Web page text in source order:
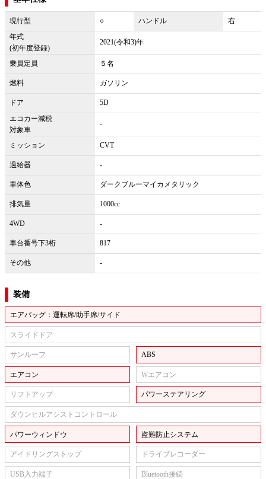
現行型 ○ ハンドル
右
年式
(初年度登録)
2021(令和3)年
乗員定員 ５名
燃料 ガソリン
ドア
5D
エコカー減税
対象車
-
ミッション CVT
過給器 -
車体色 ダークブルーマイカメタリック
排気量 1000cc
4WD -
車台番号下3桁 817
その他 -
装備
エアバッグ：運転席/助手席/サイド
スライドドア
サンルーフ ABS
エアコン Wエアコン
リフトアップ パワーステアリング
ダウンヒルアシストコントロール
パワーウィンドウ 盗難防止システム
アイドリングストップ ドライブレコーダー
USB入力端子 Bluetooth接続